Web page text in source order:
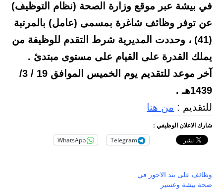
في بيشة عبر موقع وزارة الصحة (نظام التوظيف)
عن توفر وظائف شاغرة بمسمى (عامل) بالمرتبة
(41) ، وحددت المديرية شرط التقدم للوظيفة من
يملك القدرة على القيام على مستوى مبتدئ .
آخر موعد للتقديم يوم الخميس الموافق 19 / 3/
1439هـ .
للتقديم : من هنا
شارك الاعلان الوظيفي :
Telegram
WhatsApp
وظائف على بند الاجور في
صحة بيشة وعسير